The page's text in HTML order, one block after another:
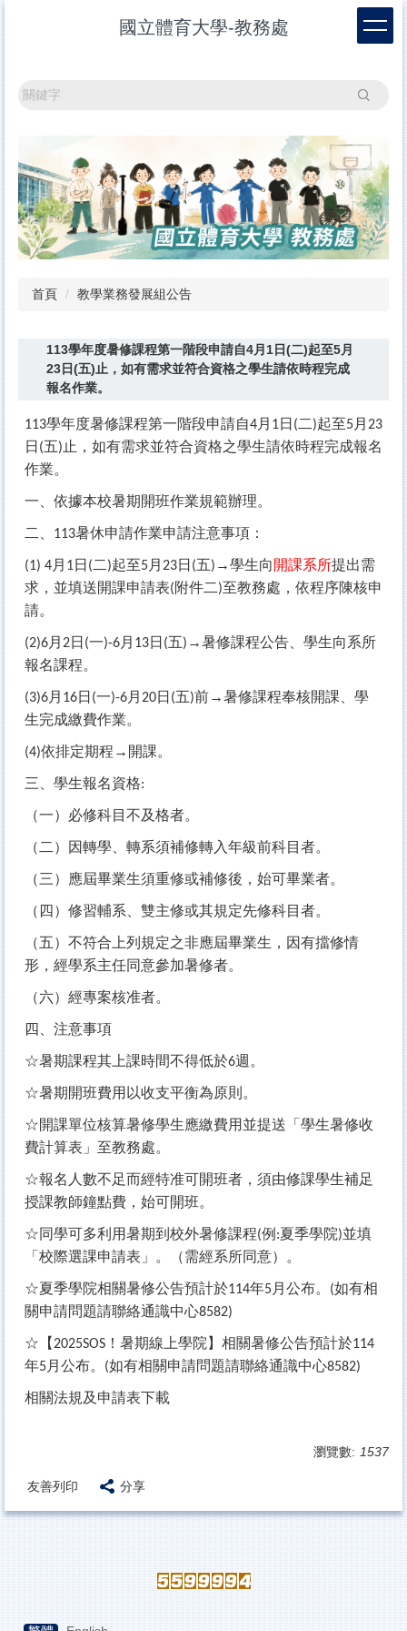
國立體育大學-教務處
搜尋
首頁 教學業務發展組公告
113學年度暑修課程第一階段申請自4月1日(二)起至5月
23日(五)止，如有需求並符合資格之學生請依時程完成
報名作業。
113學年度暑修課程第一階段申請自4月 1日 (二)起至5月 23
日 (五) 止，如有需求並符合資格之學生請依時程完成報名
作業。
一、依據本校暑期開班作業規範辦理。
二、 113暑休申請作業申請注意事項：
(1) 4月 1日 (二)起至5月 23日 (五) →學生向 開課系所提出需
求，並填送開課申請表(附件二)至教務處，依程序陳核申
請。
(2)6月 2日 (一)-6月 13日 (五) →暑修課程公告、學生向系所
報名課程。
(3)6月 16日 (一)-6月 20日 (五)前→暑修課程奉核開課、學
生完成繳費作業。
(4)依排定期程→開課。
三、學生報名資格:
（一）必修科目不及格者。
（二）因轉學、轉系須補修轉入年級前科目者。
（三）應屆畢業生須重修或補修後，始可畢業者。
（四）修習輔系、雙主修或其規定先修科目者。
（五）不符合上列規定之非應屆畢業生，因有擋修情
形，經學系主任同意參加暑修者。
（六）經專案核准者。
四、注意事項
☆暑期課程其上課時間不得低於6週。
☆暑期開班費用以收支平衡為原則。
☆開課單位核算暑修學生應繳費用並提送「學生暑修收
費計算表」至教務處。
☆報名人數不足而經特准可開班者，須由修課學生補足
授課教師鐘點費，始可開班。
☆同學可多利用暑期到校外暑修課程(例 :夏季學院)並填
「校際選課申請表」。（需經系所同意）。
☆夏季學院相關暑修公告預計於114年5月公布。 (如有相
關申請問題請聯絡通識中心8582)
☆【2025SOS ！暑期線上學院】相關暑修公告預計於114
年5月公布。 (如有相關申請問題請聯絡通識中心8582)
相關法規及申請表下載
瀏覽數: 1537
友善列印 分享